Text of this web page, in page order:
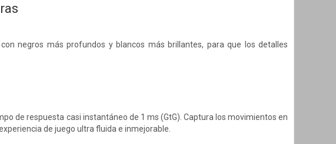
negros más profundos y blancos más brillantes, para que los detalles
de respuesta casi instantáneo de 1 ms (GtG). Captura los movimientos en
de juego ultra fluida e inmejorable.